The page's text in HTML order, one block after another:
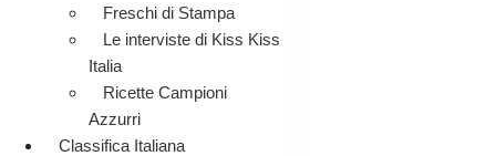
Freschi di Stampa
Le interviste di Kiss Kiss
Italia
Ricette Campioni
Azzurri
Classifica Italiana